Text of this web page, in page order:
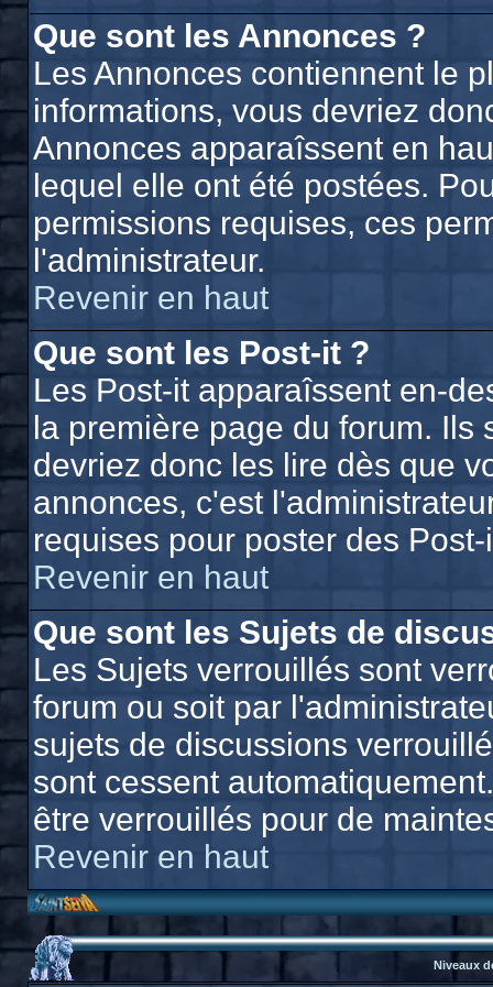
Que sont les Annonces ?
Les Annonces contiennent le
informations, vous devriez
Annonces apparaîssent en
lequel elle ont été postées.
permissions requises, ces
l'administrateur.
Revenir en haut
Que sont les Post-it ?
Les Post-it apparaîssent en-
la première page du forum. Ils
devriez donc les lire dès que
annonces, c'est
requises pour poster des
Revenir en haut
Que sont les Sujets de
Les Sujets verrouillés sont
forum ou soit par
sujets de discussions
sont cessent
être verrouillés pour de
Revenir en haut
Niveaux